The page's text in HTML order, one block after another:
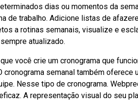
dias ou momentos da
de trabalho. Adicione listas de
a rotinas semanais, visualize e
atualizado.
você crie um cronograma que
semanal também oferece
Nesse tipo de cronograma.
A representação visual do seu